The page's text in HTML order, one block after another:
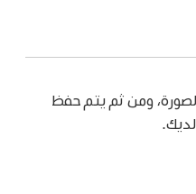
ومن ثم يتم حفظ